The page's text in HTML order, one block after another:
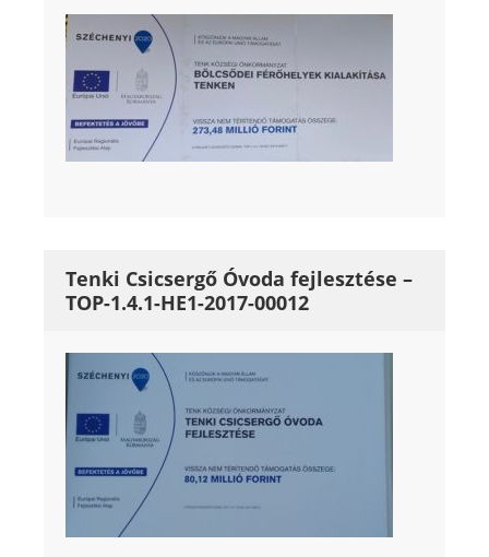
Tenki Csicsergő Óvoda fejlesztése –
TOP-1.4.1-HE1-2017-00012